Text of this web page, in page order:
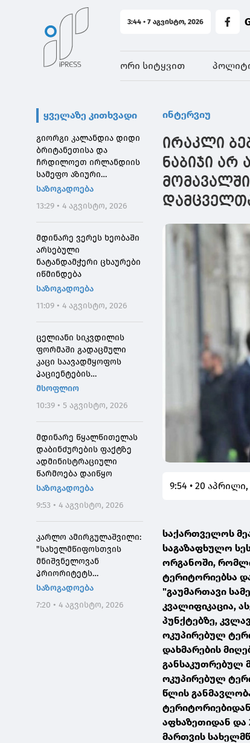
3:44 • 7 აგვისტო, 2026
ორი სიტყვით
ყველაზე კითხვადი
გიორგი კალანდია დიდი
ბრიტანეთისა და
ჩრდილოეთ ირლანდიის
სამეფო აზიური
საზოგადოების
საზოგადოება
13:29 • 4 აგვისტო, 2026
მდინარე ვერეს ხეობაში
არსებული
ნატანდამჭერი ცხაურები
იწმინდება
საზოგადოება
11:09 • 4 აგვისტო, 2026
ცელიანი სიკვდილის
ფორმაში გადაცმული
კაცი საავადმყოფოს
პაციენტების
შეშინებისთვის
მსოფლიო
10:39 • 5 აგვისტო, 2026
მდინარე წყალწითელას
დაბინძურების ფაქტზე
ადმინისტრაციული
წარმოება დაიწყო
საზოგადოება
9:53 • 4 აგვისტო, 2026
კარლო ამირგულაშვილი:
"სახელმწიფოსთვის
მნიშვნელოვან
პრიორიტეტს
საქართველოს ტყეების,
დეგრადირებული
საზოგადოება
7:20 • 4 აგვისტო, 2026
ინტერვიუ
ირაკლი
ნაბიჯი არ
9:54 • 20 აპრილი,
საქართველოს
საგაზაფხულო
ორგანოში,
ტერიტორიებსა
"გაუმართავი
კვალიფიკაცია,
პუნქტებზე,
ოკუპირებულ
დახმარების
განსაკუთრებულ
ოკუპირებულ
წლის
ტერიტორიებიდან
აფხაზეთიდან და
მართვის